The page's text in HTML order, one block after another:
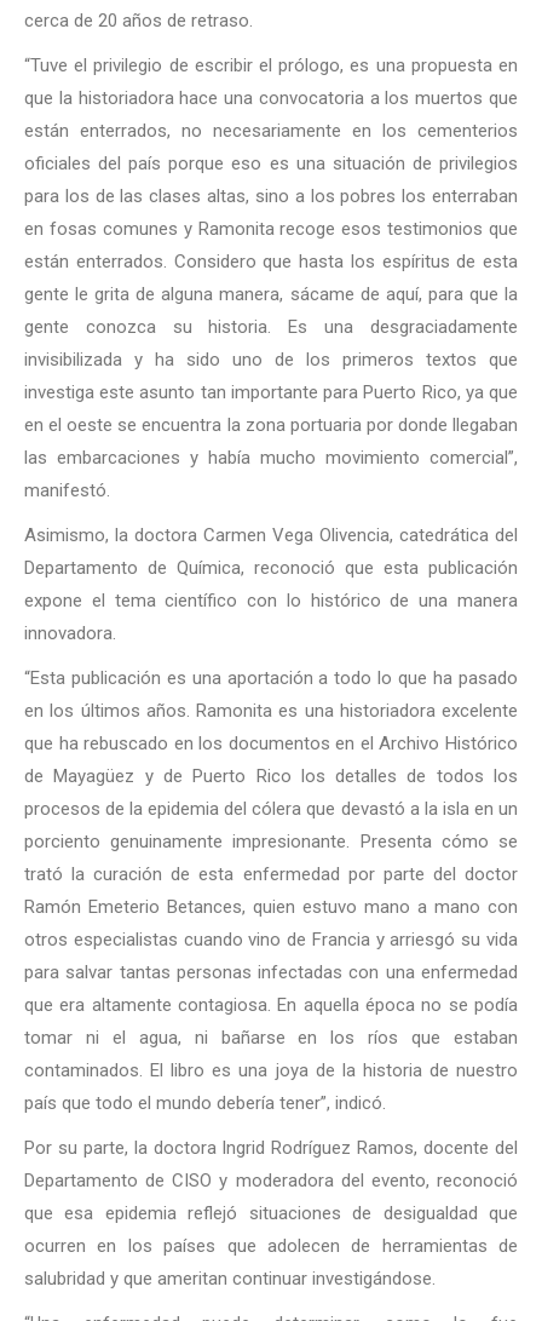
cerca de 20 años de retraso.
“Tuve el privilegio de escribir el prólogo, es una propuesta en
que la historiadora hace una convocatoria a los muertos que
están enterrados, no necesariamente en los cementerios
oficiales del país porque eso es una situación de privilegios
para los de las clases altas, sino a los pobres los enterraban
en fosas comunes y Ramonita recoge esos testimonios que
están enterrados. Considero que hasta los espíritus de esta
gente le grita de alguna manera, sácame de aquí, para que la
gente conozca su historia. Es una desgraciadamente
invisibilizada y ha sido uno de los primeros textos que
investiga este asunto tan importante para Puerto Rico, ya que
en el oeste se encuentra la zona portuaria por donde llegaban
las embarcaciones y había mucho movimiento comercial”,
manifestó.
Asimismo, la doctora Carmen Vega Olivencia, catedrática del
Departamento de Química, reconoció que esta publicación
expone el tema científico con lo histórico de una manera
innovadora.
“Esta publicación es una aportación a todo lo que ha pasado
en los últimos años. Ramonita es una historiadora excelente
que ha rebuscado en los documentos en el Archivo Histórico
de Mayagüez y de Puerto Rico los detalles de todos los
procesos de la epidemia del cólera que devastó a la isla en un
porciento genuinamente impresionante. Presenta cómo se
trató la curación de esta enfermedad por parte del doctor
Ramón Emeterio Betances, quien estuvo mano a mano con
otros especialistas cuando vino de Francia y arriesgó su vida
para salvar tantas personas infectadas con una enfermedad
que era altamente contagiosa. En aquella época no se podía
tomar ni el agua, ni bañarse en los ríos que estaban
contaminados. El libro es una joya de la historia de nuestro
país que todo el mundo debería tener”, indicó.
Por su parte, la doctora Ingrid Rodríguez Ramos, docente del
Departamento de CISO y moderadora del evento, reconoció
que esa epidemia reflejó situaciones de desigualdad que
ocurren en los países que adolecen de herramientas de
salubridad y que ameritan continuar investigándose.